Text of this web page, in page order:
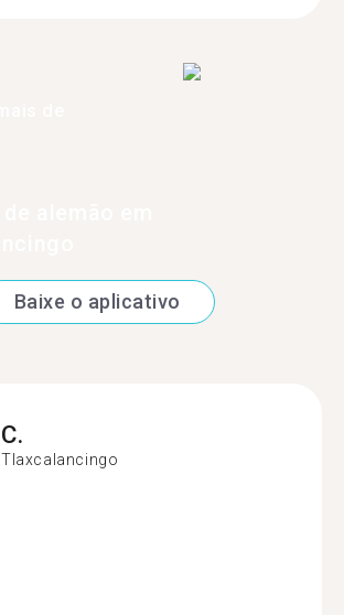
Baixe o aplicativo
C.
Tlaxcalancingo